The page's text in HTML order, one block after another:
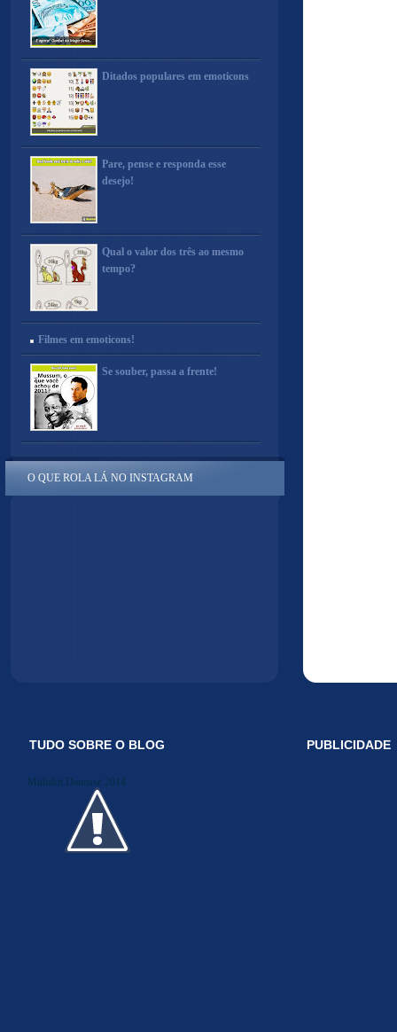
Ditados populares em emoticons
Pare, pense e responda esse
desejo!
Qual o valor dos três ao mesmo
tempo?
Filmes em emoticons!
Se souber, passa a frente!
O QUE ROLA LÁ NO INSTAGRAM
TUDO SOBRE O BLOG
Midiakit Danosse 2014
PUBLICIDADE